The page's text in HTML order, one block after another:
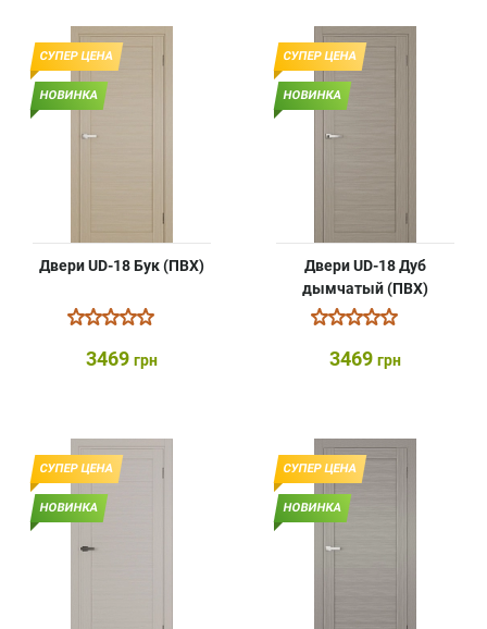
СУПЕР ЦЕНА
НОВИНКА
Двери UD-18 Бук (ПВХ)
3469 грн
СУПЕР ЦЕНА
НОВИНКА
Двери UD-18 Дуб
дымчатый (ПВХ)
3469 грн
СУПЕР ЦЕНА
НОВИНКА
СУПЕР ЦЕНА
НОВИНКА